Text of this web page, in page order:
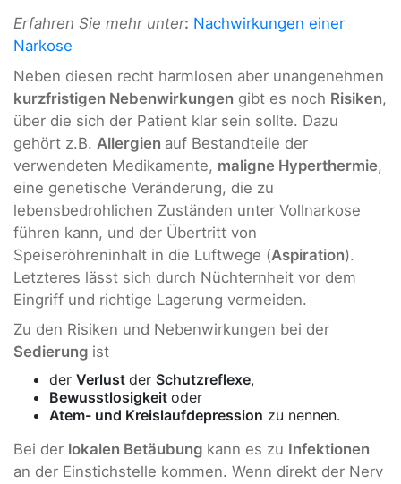
Erfahren Sie mehr unter: Nachwirkungen einer
Narkose
Neben diesen recht harmlosen aber unangenehmen
kurzfristigen Nebenwirkungen gibt es noch Risiken,
über die sich der Patient klar sein sollte. Dazu
gehört z.B. Allergien auf Bestandteile der
verwendeten Medikamente, maligne Hyperthermie,
eine genetische Veränderung, die zu
lebensbedrohlichen Zuständen unter Vollnarkose
führen kann, und der Übertritt von
Speiseröhreninhalt in die Luftwege (Aspiration).
Letzteres lässt sich durch Nüchternheit vor dem
Eingriff und richtige Lagerung vermeiden.
Zu den Risiken und Nebenwirkungen bei der
Sedierung ist
der Verlust der Schutzreflexe,
Bewusstlosigkeit oder
Atem- und Kreislaufdepression zu nennen.
Bei der lokalen Betäubung kann es zu Infektionen
an der Einstichstelle kommen. Wenn direkt der Nerv